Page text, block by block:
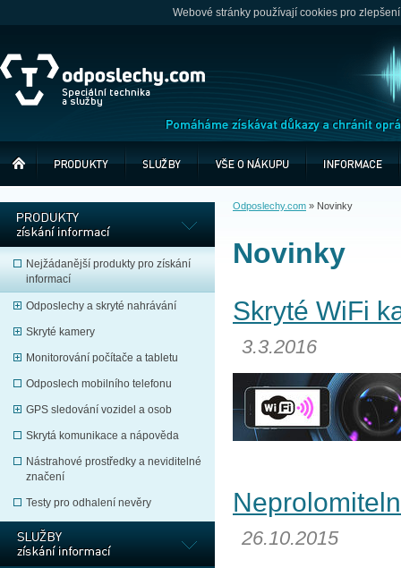
Webové stránky používají cookies pro
Nejžádanější produkty pro získání
informací
Odposlechy a skryté nahrávání
Skryté kamery
Monitorování počítače a tabletu
Odposlech mobilního telefonu
GPS sledování vozidel a osob
Skrytá komunikace a nápověda
Nástrahové prostředky a neviditelné
značení
Testy pro odhalení nevěry
Odposlechy.com » Novinky
Novinky
Skryté WiFi
3.3.2016
26.10.2015